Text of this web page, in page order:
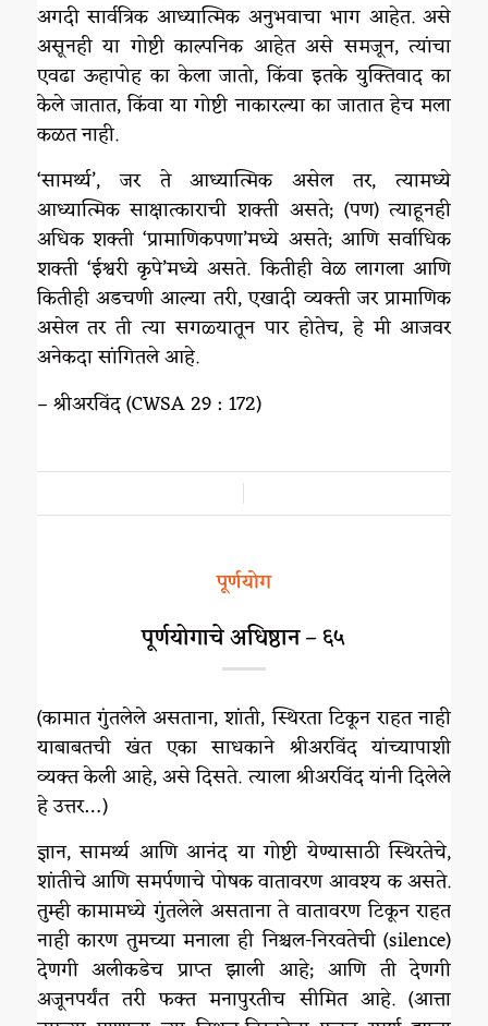
अगदी सार्वत्रिक आध्यात्मिक अनुभवाचा भाग आहेत. असे
असूनही या गोष्टी काल्पनिक आहेत असे समजून, त्यांचा
एवढा ऊहापोह का केला जातो, किंवा इतके युक्तिवाद का
केले जातात, किंवा या गोष्टी नाकारल्या का जातात हेच मला
कळत नाही.
‘सामर्थ्य’, जर ते आध्यात्मिक असेल तर, त्यामध्ये
आध्यात्मिक साक्षात्काराची शक्ती असते; (पण) त्याहूनही
अधिक शक्ती ‘प्रामाणिकपणा’मध्ये असते; आणि सर्वाधिक
शक्ती ‘ईश्वरी कृपे‌’मध्ये असते. कितीही वेळ लागला आणि
कितीही अडचणी आल्या तरी, एखादी व्यक्ती जर प्रामाणिक
असेल तर ती त्या सगळ्यातून पार होतेच, हे मी आजवर
अनेकदा सांगितले आहे.
– श्रीअरविंद (CWSA 29 : 172)
पूर्णयोग
पूर्णयोगाचे अधिष्ठान – ६५
(कामात गुंतलेले असताना, शांती, स्थिरता टिकून राहत नाही
याबाबतची खंत एका साधकाने श्रीअरविंद यांच्यापाशी
व्यक्त केली आहे, असे दिसते. त्याला श्रीअरविंद यांनी दिलेले
हे उत्तर…)
ज्ञान, सामर्थ्य आणि आनंद या गोष्टी येण्यासाठी स्थिरतेचे,
शांतीचे आणि समर्पणाचे पोषक वातावरण आवश्य क असते.
तुम्ही कामामध्ये गुंतलेले असताना ते वातावरण टिकून राहत
नाही कारण तुमच्या मनाला ही निश्चल-निरवतेची (silence)
देणगी अलीकडेच प्राप्त झाली आहे; आणि ती देणगी
अजूनपर्यंत तरी फक्त मनापुरतीच सीमित आहे. (आत्ता